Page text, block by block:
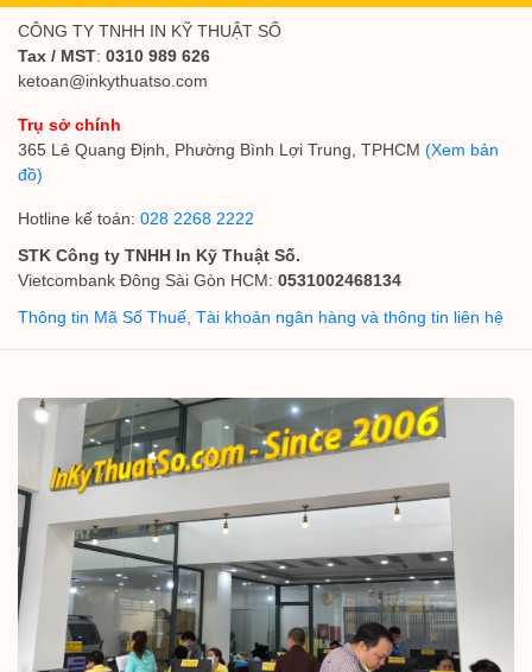
CÔNG TY TNHH IN KỸ THUẬT SỐ
Tax / MST: 0310 989 626
ketoan@inkythuatso.com
Trụ sở chính
365 Lê Quang Định, Phường Bình Lợi Trung, TPHCM (Xem bản
đồ)
Hotline kế toán: 028 2268 2222
STK Công ty TNHH In Kỹ Thuật Số.
Vietcombank Đông Sài Gòn HCM: 0531002468134
Thông tin Mã Số Thuế, Tài khoản ngân hàng và thông tin liên hệ